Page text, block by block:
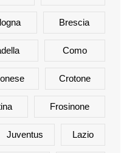
Brescia
Como
Crotone
Frosinone
Juventus Lazio